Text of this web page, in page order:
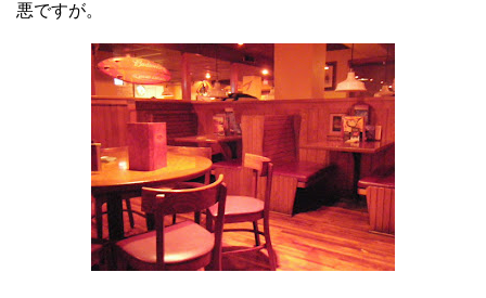
悪ですが。